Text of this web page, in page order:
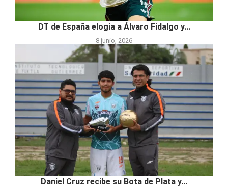
DT de España elogia a Álvaro Fidalgo y...
8 junio, 2026
Daniel Cruz recibe su Bota de Plata y...